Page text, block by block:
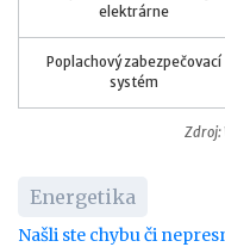
Zdroj:
elektrárne
Poplachový zabezpečovací
systém
Energetika
Našli ste chybu či